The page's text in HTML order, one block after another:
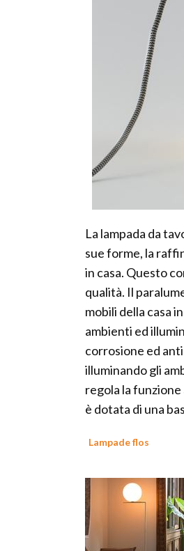
La lampada da
sue forme, la
in casa. Questo
qualità. Il
mobili della casa
ambienti ed
corrosione ed
illuminando gli
regola la
è dotata di una
Lampade flos